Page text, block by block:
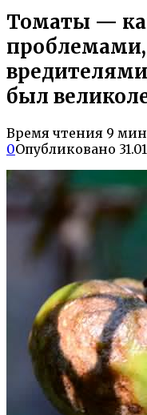
Томаты —
был
Время чтения 9
0Опубликовано